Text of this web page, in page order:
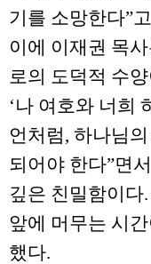
기를 소망한다”
이에 이재권 목
로의 도덕적 수
‘나 여호와 너희
언처럼, 하나님
되어야 한다”면
깊은 친밀함이다
앞에 머무는 시
했다.